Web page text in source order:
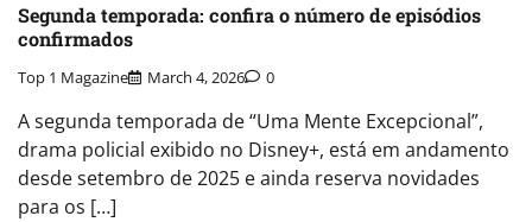
Segunda temporada: confira o número de episódios
confirmados
Top 1 Magazine March 4, 2026 0
A segunda temporada de “Uma Mente Excepcional”,
drama policial exibido no Disney+, está em andamento
desde setembro de 2025 e ainda reserva novidades
para os […]